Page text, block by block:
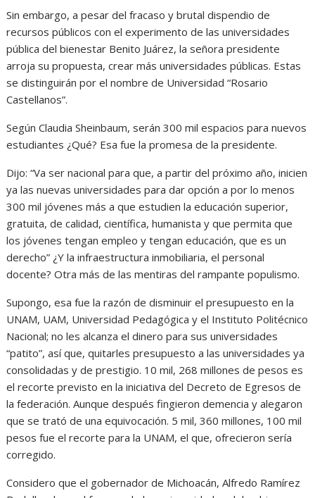
Sin embargo, a pesar del fracaso y brutal dispendio de
recursos públicos con el experimento de las universidades
pública del bienestar Benito Juárez, la señora presidente
arroja su propuesta, crear más universidades públicas. Estas
se distinguirán por el nombre de Universidad “Rosario
Castellanos”.
Según Claudia Sheinbaum, serán 300 mil espacios para nuevos
estudiantes ¿Qué? Esa fue la promesa de la presidente.
Dijo: “Va ser nacional para que, a partir del próximo año, inicien
ya las nuevas universidades para dar opción a por lo menos
300 mil jóvenes más a que estudien la educación superior,
gratuita, de calidad, científica, humanista y que permita que
los jóvenes tengan empleo y tengan educación, que es un
derecho” ¿Y la infraestructura inmobiliaria, el personal
docente? Otra más de las mentiras del rampante populismo.
Supongo, esa fue la razón de disminuir el presupuesto en la
UNAM, UAM, Universidad Pedagógica y el Instituto Politécnico
Nacional; no les alcanza el dinero para sus universidades
“patito”, así que, quitarles presupuesto a las universidades ya
consolidadas y de prestigio. 10 mil, 268 millones de pesos es
el recorte previsto en la iniciativa del Decreto de Egresos de
la federación. Aunque después fingieron demencia y alegaron
que se trató de una equivocación. 5 mil, 360 millones, 100 mil
pesos fue el recorte para la UNAM, el que, ofrecieron sería
corregido.
Considero que el gobernador de Michoacán, Alfredo Ramírez